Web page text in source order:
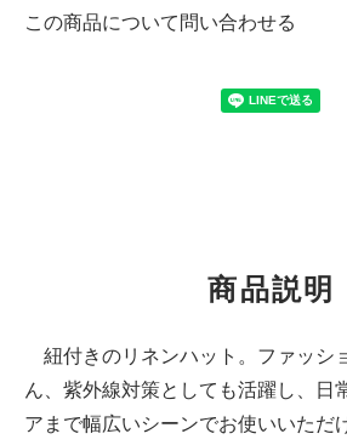
この商品について問い合わせる
商品説明
紐付きのリネンハット。ファッシ
ん、紫外線対策としても活躍し、日
アまで幅広いシーンでお使いいただ